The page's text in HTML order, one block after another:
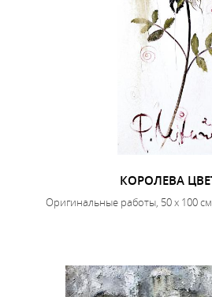
КОРОЛЕВА
Оригинальные работы, 50 x 100